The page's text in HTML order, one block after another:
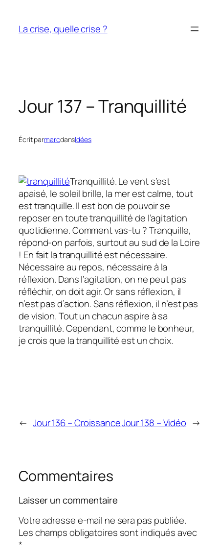
contenu
La crise, quelle crise ?
Jour 137 – Tranquillité
Écrit parmarcdansIdées
Tranquillité. Le vent s’est
apaisé, le soleil brille, la mer est calme, tout
est tranquille. Il est bon de pouvoir se
reposer en toute tranquillité de l’agitation
quotidienne. Comment vas-tu ? Tranquille,
répond-on parfois, surtout au sud de la Loire
! En fait la tranquillité est nécessaire.
Nécessaire au repos, nécessaire à la
réflexion. Dans l’agitation, on ne peut pas
réfléchir, on doit agir. Or sans réflexion, il
n’est pas d’action. Sans réflexion, il n’est pas
de vision. Tout un chacun aspire à sa
tranquillité. Cependant, comme le bonheur,
je crois que la tranquillité est un choix.
← Jour 136 – CroissanceJour 138 – Vidéo →
Commentaires
Laisser un commentaire
Votre adresse e-mail ne sera pas publiée.
Les champs obligatoires sont indiqués avec
*